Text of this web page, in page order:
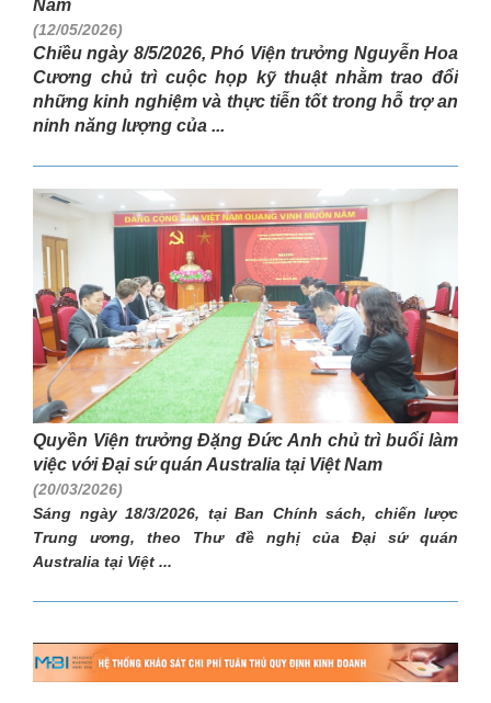
Nam
(12/05/2026)
Chiều ngày 8/5/2026, Phó Viện trưởng Nguyễn Hoa
Cương chủ trì cuộc họp kỹ thuật nhằm trao đổi
những kinh nghiệm và thực tiễn tốt trong hỗ trợ an
ninh năng lượng của ...
Quyền Viện trưởng Đặng Đức Anh chủ trì buổi làm
việc với Đại sứ quán Australia tại Việt Nam
(20/03/2026)
Sáng ngày 18/3/2026, tại Ban Chính sách, chiến lược
Trung ương, theo Thư đề nghị của Đại sứ quán
Australia tại Việt ...